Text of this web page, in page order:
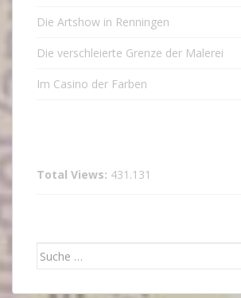
Die Artshow in Renningen
Die verschleierte Grenze der Malerei
Im Casino der Farben
Total Views: 431.131
Suche